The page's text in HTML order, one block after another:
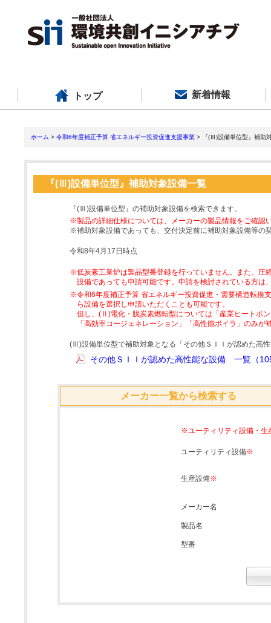
トップ 新着情報
ホーム > 令和6年度補正予算 省エネルギー投資促進支援事業 > 『(Ⅲ)設備単位型』補助
『(Ⅲ)設備単位型』補助対象設備一覧
『(Ⅲ)設備単位型』の補助対象設備を検索できます。
※製品の詳細仕様については、メーカーの製品情報をご確認
※補助対象設備であっても、交付決定前に補助対象設備等の
令和8年4月17日時点
※低炭素工業炉は製品型番登録を行っていません。また、圧
設備であっても申請可能です。申請を検討されている方は
※令和6年度補正予算 省エネルギー投資促進・需要構造転
ら設備を選択し申請いただくことも可能です。
但し、(Ⅱ)電化・脱炭素燃転型については「産業ヒートポ
「高効率コージェネレーション」「高性能ボイラ」のみが
(Ⅲ)設備単位型で補助対象となる「その他ＳＩＩが認めた高
その他ＳＩＩが認めた高性能な設備 一覧（
メーカー一覧から検索する
※ユーティリティ設備・生
ユーティリティ設備※
生産設備※
メーカー名
製品名
型番